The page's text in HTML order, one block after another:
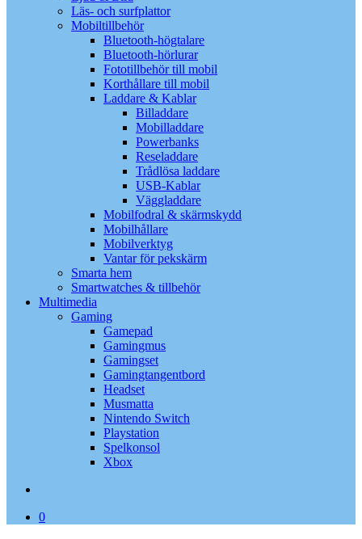
Läs- och surfplattor
Mobiltillbehör
Bluetooth-högtalare
Bluetooth-hörlurar
Fototillbehör till mobil
Korthållare till mobil
Laddare & Kablar
Billaddare
Mobilladdare
Powerbanks
Reseladdare
Trådlösa laddare
USB-Kablar
Väggladdare
Mobilfodral & skärmskydd
Mobilhållare
Mobilverktyg
Vantar för pekskärm
Smarta hem
Smartwatches & tillbehör
Multimedia
Gaming
Gamepad
Gamingmus
Gamingset
Gamingtangentbord
Headset
Musmatta
Nintendo Switch
Playstation
Spelkonsol
Xbox
0